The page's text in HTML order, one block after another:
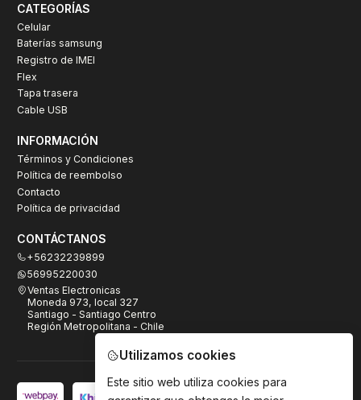
CATEGORÍAS
Celular
Baterías samsung
Registro de IMEI
Flex
Tapa trasera
Cable USB
INFORMACIÓN
Términos y Condiciones
Política de reembolso
Contacto
Política de privacidad
CONTÁCTANOS
+56232239899
56995220030
Ventas Electronicas
Moneda 973, local 327
Santiago - Santiago Centro
Región Metropolitana - Chile
Utilizamos cookies
Este sitio web utiliza cookies para